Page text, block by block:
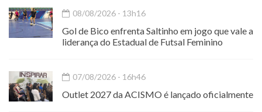
08/08/2026 - 13h16
Gol de Bico enfrenta Saltinho em jogo que vale a
liderança do Estadual de Futsal Feminino
07/08/2026 - 16h46
Outlet 2027 da ACISMO é lançado oficialmente